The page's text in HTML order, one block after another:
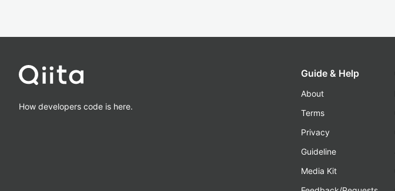
How developers code is here.
Guide & Help
About
Terms
Privacy
Guideline
Media Kit